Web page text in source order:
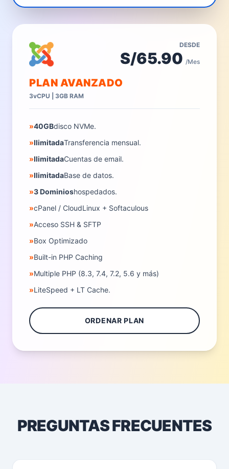
DESDE
S/65.90 /Mes
PLAN AVANZADO
3vCPU | 3GB RAM
»40GBdisco NVMe.
»IlimitadaTransferencia mensual.
»IlimitadaCuentas de email.
»IlimitadaBase de datos.
»3 Dominioshospedados.
»cPanel / CloudLinux + Softaculous
»Acceso SSH & SFTP
»Box Optimizado
»Built-in PHP Caching
»Multiple PHP (8.3, 7.4, 7.2, 5.6 y más)
»LiteSpeed + LT Cache.
ORDENAR PLAN
PREGUNTAS FRECUENTES